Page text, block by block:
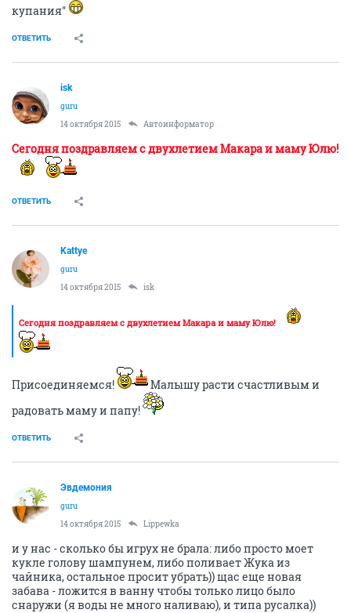
купания"
ОТВЕТИТЬ
isk
guru
14 октября 2015
Автоинформатор
Сегодня поздравляем с двухлетием Макара и маму Юлю!
ОТВЕТИТЬ
Kattye
guru
14 октября 2015
isk
Сегодня поздравляем с двухлетием Макара и маму Юлю!
Присоединяемся!
Малышу расти счастливым и
радовать маму и папу!
ОТВЕТИТЬ
Эвдемония
guru
14 октября 2015
Lippewka
и у нас - сколько бы игрух не брала: либо просто моет
кукле голову шампунем, либо поливает Жука из
чайника, остальное просит убрать)) щас еще новая
забава - ложится в ванну чтобы только лицо было
снаружи (я воды не много наливаю), и типа русалка))